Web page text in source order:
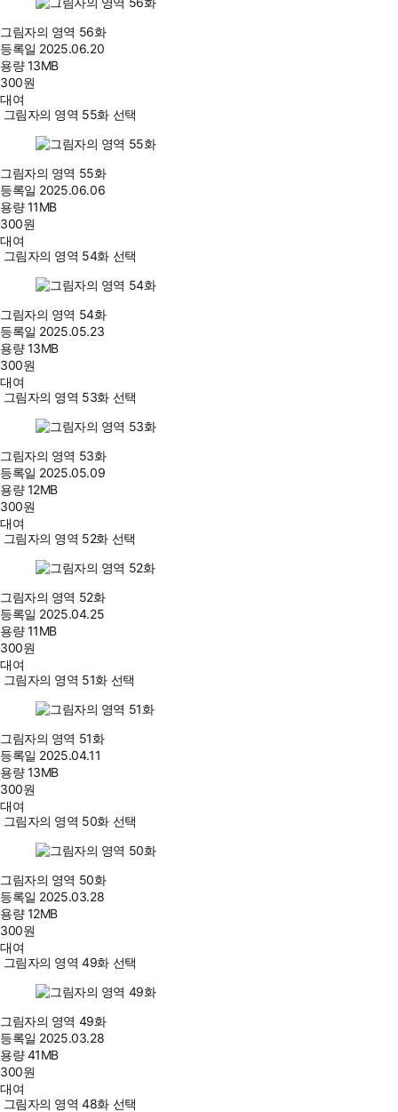
그림자의 영역 56화
등록일 2025.06.20
용량13MB
300원
대여
그림자의 영역 55화 선택
그림자의 영역 55화
등록일 2025.06.06
용량11MB
300원
대여
그림자의 영역 54화 선택
그림자의 영역 54화
등록일 2025.05.23
용량13MB
300원
대여
그림자의 영역 53화 선택
그림자의 영역 53화
등록일 2025.05.09
용량12MB
300원
대여
그림자의 영역 52화 선택
그림자의 영역 52화
등록일 2025.04.25
용량11MB
300원
대여
그림자의 영역 51화 선택
그림자의 영역 51화
등록일 2025.04.11
용량13MB
300원
대여
그림자의 영역 50화 선택
그림자의 영역 50화
등록일 2025.03.28
용량12MB
300원
대여
그림자의 영역 49화 선택
그림자의 영역 49화
등록일 2025.03.28
용량41MB
300원
대여
그림자의 영역 48화 선택